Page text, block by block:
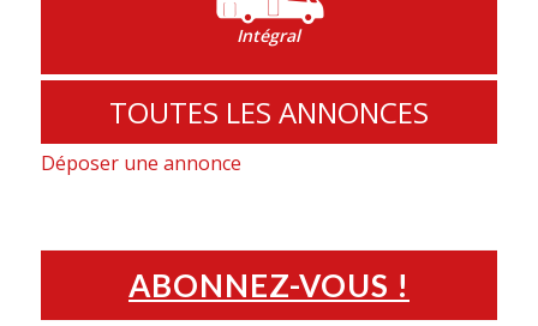
Intégral
TOUTES LES ANNONCES
Déposer une annonce
ABONNEZ-VOUS !